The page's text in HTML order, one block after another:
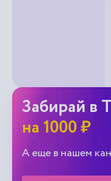
Забирай в
на 1000 ₽
А еще в нашем